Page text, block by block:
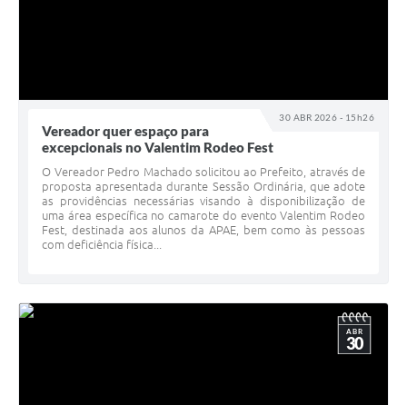
30 ABR 2026 - 15h26
Vereador quer espaço para
excepcionais no Valentim Rodeo Fest
O Vereador Pedro Machado solicitou ao Prefeito, através de
proposta apresentada durante Sessão Ordinária, que adote
as providências necessárias visando à disponibilização de
uma área específica no camarote do evento Valentim Rodeo
Fest, destinada aos alunos da APAE, bem como às pessoas
com deficiência física...
ABR
30